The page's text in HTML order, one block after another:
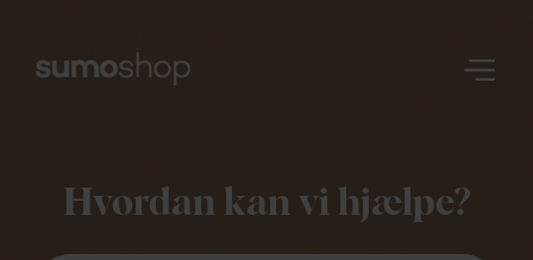
Stuff
Login
Hvordan kan vi hjælpe?